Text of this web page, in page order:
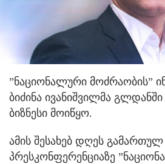
”ნაციონალური მოძრაობის”
ბიძინა ივანიშვილმა
ბიზნესი მოიწყო.
ამის შესახებ დღეს გამართულ
პრესკონფერენციაზე